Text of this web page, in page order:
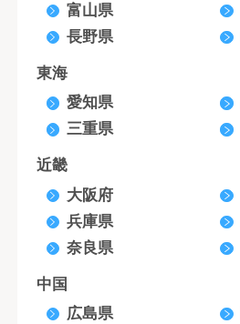
富山県
長野県
東海
愛知県
三重県
近畿
大阪府
兵庫県
奈良県
中国
広島県